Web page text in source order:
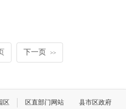
下一页 >>
区 区直部门网站 县市区政府